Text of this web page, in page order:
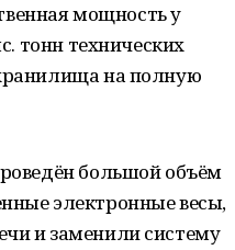
мощность у
тонн технических
на полную
большой объём
электронные весы,
и заменили систему